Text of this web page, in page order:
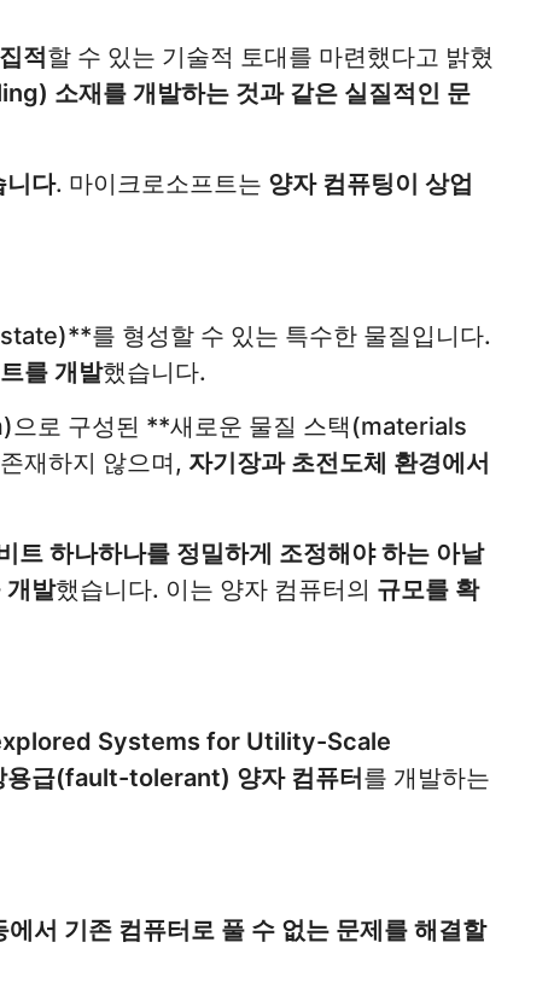
적할 수 있는 기술적 토대를 마련했다고 밝혔
소재를 개발하는 것과 같은 실질적인 문
니다. 마이크로소프트는 양자 컴퓨팅이 상업
를 형성할 수 있는 특수한 물질입니다.
를 개발했습니다.
로 구성된 **새로운 물질 스택(materials
재하지 않으며, 자기장과 초전도체 환경에서
트 하나하나를 정밀하게 조정해야 하는 아날
개발했습니다. 이는 양자 컴퓨터의 규모를 확
Systems for Utility-Scale
용급(fault-tolerant) 양자 컴퓨터를 개발하는
서 기존 컴퓨터로 풀 수 없는 문제를 해결할